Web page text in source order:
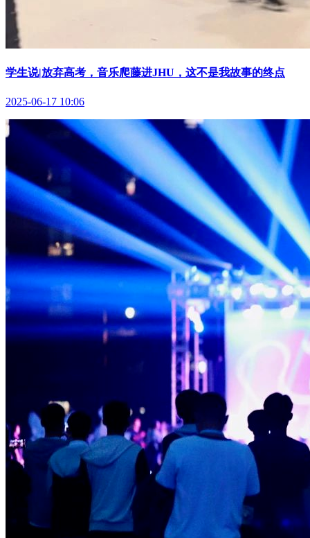
学生说|放弃高考，音乐爬藤进JHU，这不是我故事的终点
2025-06-17 10:06